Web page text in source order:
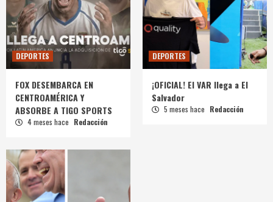
DEPORTES
FOX DESEMBARCA EN
CENTROAMÉRICA Y
ABSORBE A TIGO SPORTS
4 meses hace Redacción
DEPORTES
¡OFICIAL! El VAR llega a El
Salvador
5 meses hace Redacción